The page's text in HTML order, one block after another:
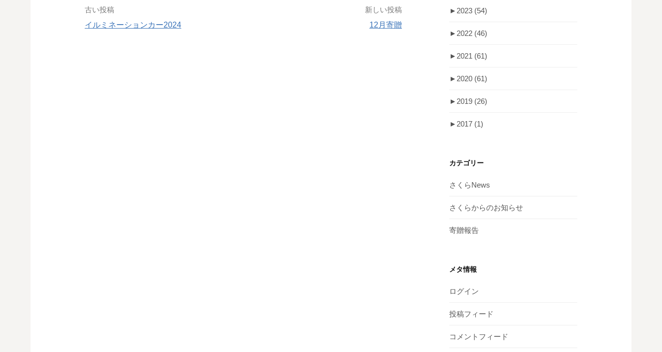
o
k
投
稿
古い投稿
イルミネーションカー2024
新しい投稿
12月寄贈
► 2023 (54)
► 2022 (46)
► 2021 (61)
► 2020 (61)
► 2019 (26)
► 2017 (1)
カテゴリー
さくらNews
さくらからのお知らせ
寄贈報告
メタ情報
ログイン
投稿フィード
コメントフィード